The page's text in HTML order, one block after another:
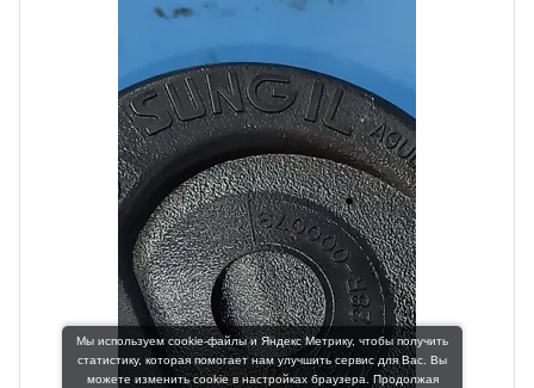
б/у
Фонарь задний левый Hyundai Grand
Starex 2007-2015
OEM: 924014H020
Производитель:
Мы используем cookie-файлы и Яндекс Метрику, чтобы получить
статистику, которая помогает нам улучшить сервис для Вас. Вы
можете изменить cookie в настройках браузера. Продолжая